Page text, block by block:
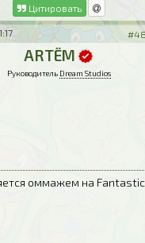
Цитировать
ARTЁM
Руководитель Dream Studios
оммажем на